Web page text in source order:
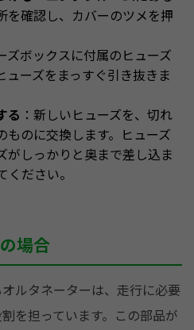
を確認し、カバーのツメを押
ズボックスに付属のヒューズ
ューズをまっすぐ引き抜きま
る ：新しいヒューズを、切れ
ものに交換します。ヒューズ
がしっかりと奥まで差し込ま
ださい。
場合
ルタネーターは、走行に必要
を担っています。この部品が